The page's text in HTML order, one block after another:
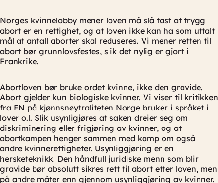
Norges kvinnelobby mener loven må slå fast at trygg
abort er en rettighet, og at loven ikke kan ha som uttalt
mål at antall aborter skal reduseres. Vi mener retten til
abort bør grunnlovsfestes, slik det nylig er gjort i
Frankrike.
Abortloven bør bruke ordet kvinne, ikke den gravide.
Abort gjelder kun biologiske kvinner. Vi viser til kritikken
fra FN på kjønnsnøytraliteten Norge bruker i språket i
lover o.l. Slik usynligjøres at saken dreier seg om
diskriminering eller frigjøring av kvinner, og at
abortkampen henger sammen med kamp om også
andre kvinnerettigheter. Usynliggjøring er en
hersketeknikk. Den håndfull juridiske menn som blir
gravide bør absolutt sikres rett til abort etter loven, men
på andre måter enn gjennom usynliggjøring av kvinner.